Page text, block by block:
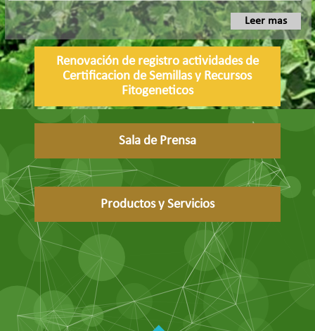
Leer mas
Renovación de registro actividades de
Certificacion de Semillas y Recursos
Fitogeneticos
Sala de Prensa
Productos y Servicios